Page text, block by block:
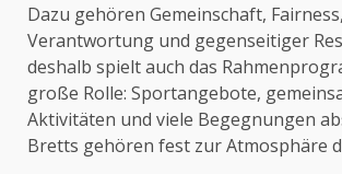
Dazu gehören Gemeinschaft, Fairness,
Verantwortung und gegenseitiger
deshalb spielt auch das
große Rolle: Sportangebote,
Aktivitäten und viele Begegnungen
Bretts gehören fest zur Atmosphäre